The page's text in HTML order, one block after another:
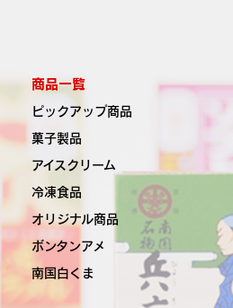
商品一覧
ピックアップ商品
菓子製品
アイスクリーム
冷凍食品
オリジナル商品
ボンタンアメ
南国白くま